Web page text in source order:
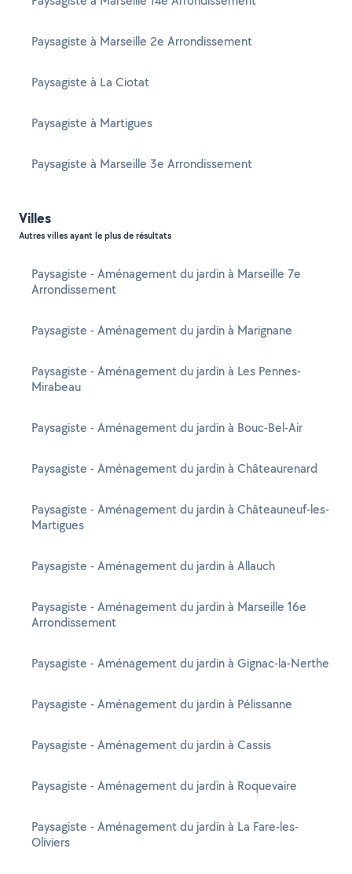
Paysagiste à Marseille 2e Arrondissement
Paysagiste à La Ciotat
Paysagiste à Martigues
Paysagiste à Marseille 3e Arrondissement
Villes
Autres villes ayant le plus de résultats
Paysagiste - Aménagement du jardin à Marseille 7e
Arrondissement
Paysagiste - Aménagement du jardin à Marignane
Paysagiste - Aménagement du jardin à Les Pennes-
Mirabeau
Paysagiste - Aménagement du jardin à Bouc-Bel-Air
Paysagiste - Aménagement du jardin à Châteaurenard
Paysagiste - Aménagement du jardin à Châteauneuf-les-
Martigues
Paysagiste - Aménagement du jardin à Allauch
Paysagiste - Aménagement du jardin à Marseille 16e
Arrondissement
Paysagiste - Aménagement du jardin à Gignac-la-Nerthe
Paysagiste - Aménagement du jardin à Pélissanne
Paysagiste - Aménagement du jardin à Cassis
Paysagiste - Aménagement du jardin à Roquevaire
Paysagiste - Aménagement du jardin à La Fare-les-
Oliviers